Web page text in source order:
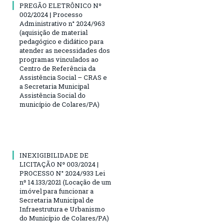
PREGÃO ELETRÔNICO Nº
002/2024 | Processo
Administrativo n° 2024/963
(aquisição de material
pedagógico e didático para
atender as necessidades dos
programas vinculados ao
Centro de Referência da
Assistência Social – CRAS e
a Secretaria Municipal
Assistência Social do
município de Colares/PA)
INEXIGIBILIDADE DE
LICITAÇÃO Nº 003/2024 |
PROCESSO N° 2024/933 Lei
nº 14.133/2021 (Locação de um
imóvel para funcionar a
Secretaria Municipal de
Infraestrutura e Urbanismo
do Município de Colares/PA)